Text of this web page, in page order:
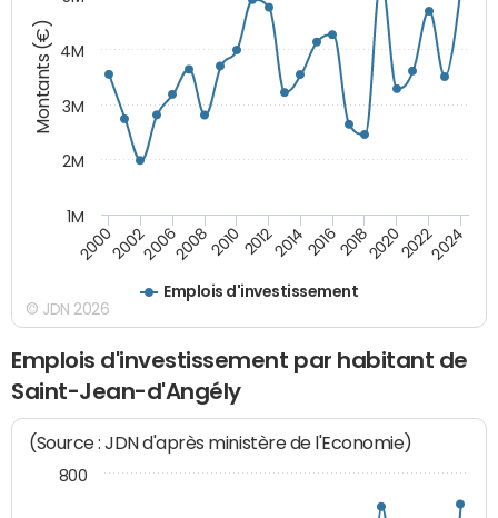
Montants (€)
Emplois d'investissement
20002002200620082010 2012201420162018202020222024
1M
2M
3M
4M
© JDN 2026
Emplois d'investissement par habitant de
Saint-Jean-d'Angély
(Source : JDN d'après ministère de l'Economie)
800